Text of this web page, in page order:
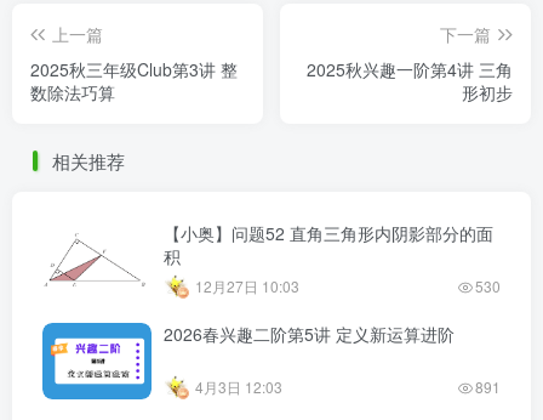
上一篇
2025秋三年级Club第3讲 整
数除法巧算
下一篇
2025秋兴趣一阶第4讲 三角
形初步
相关推荐
【小奥】问题52 直角三角形内阴影部分的面
积
12月27日 10:03 530
2026春兴趣二阶第5讲 定义新运算进阶
4月3日 12:03 891